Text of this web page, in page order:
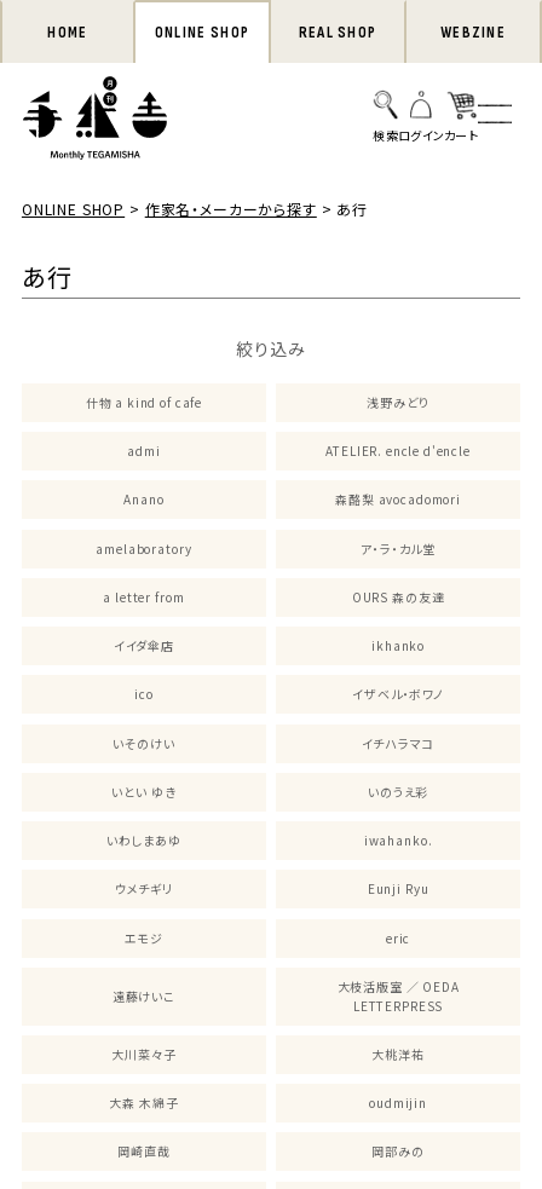
HOME ONLINE SHOP REAL SHOP WEBZINE
ONLINE SHOP 作家名・メーカーから探す あ行
あ行
絞り込み
什物 a kind of cafe 浅野みどり
admi ATELIER. encle d'encle
Anano 森酪梨 avocadomori
amelaboratory ア・ラ・カル堂
a letter from OURS 森の友達
イイダ傘店 ikhanko
ico イザベル・ボワノ
いそのけい イチハラマコ
いとい ゆき いのうえ彩
いわしまあゆ iwahanko.
ウメチギリ Eunji Ryu
エモジ eric
遠藤けいこ
大枝活版室 ／ OEDA
LETTERPRESS
大川菜々子 大桃洋祐
大森 木綿子 oudmijin
岡崎直哉 岡部みの